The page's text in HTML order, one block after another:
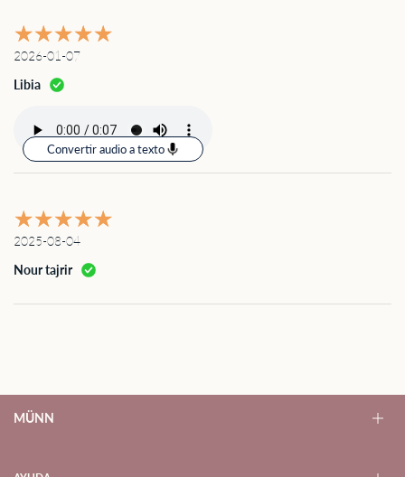
2026-01-07
Libia
Convertir audio a texto
2025-08-04
Nour tajrir
MÜNN